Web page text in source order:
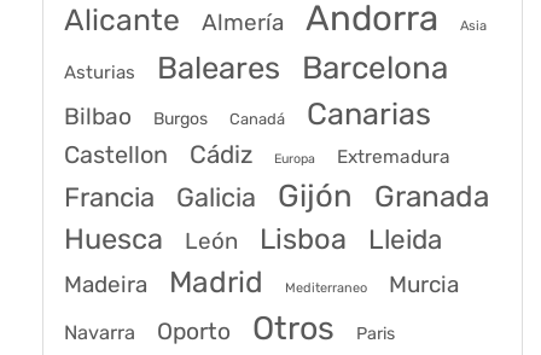
Alicante Almería Andorra Asia
Asturias Baleares Barcelona
Bilbao Burgos Canadá Canarias
Castellon Cádiz Europa Extremadura
Francia Galicia Gijón Granada
Huesca León Lisboa Lleida
Madeira Madrid Mediterraneo Murcia
Navarra Oporto Otros Paris